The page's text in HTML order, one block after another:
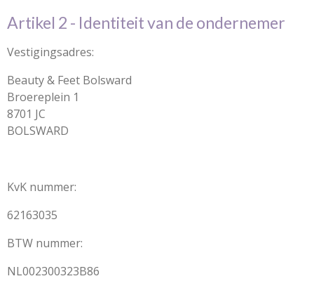
Artikel 2 - Identiteit van de ondernemer
Vestigingsadres:
Beauty & Feet Bolsward
Broereplein 1
8701 JC
BOLSWARD
KvK nummer:
62163035
BTW nummer:
NL002300323B86